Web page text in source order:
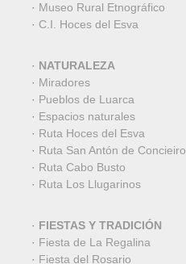
· Museo Rural Etnográfico
· C.I. Hoces del Esva
· NATURALEZA
· Miradores
· Pueblos de Luarca
· Espacios naturales
· Ruta Hoces del Esva
· Ruta San Antón de Concieiro
· Ruta Cabo Busto
· Ruta Los Llugarinos
· FIESTAS Y TRADICIÓN
· Fiesta de La Regalina
· Fiesta del Rosario